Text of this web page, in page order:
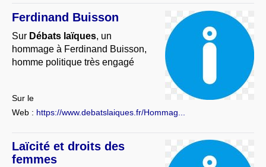
Ferdinand Buisson
Sur Débats laïques, un
hommage à Ferdinand Buisson,
homme politique très engagé
Sur le
Web : https://www.debatslaiques.fr/Hommag...
Laïcité et droits des
femmes